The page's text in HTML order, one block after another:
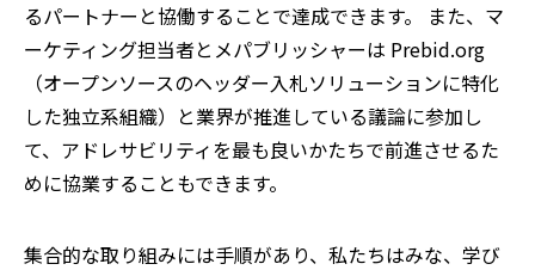
るパートナーと協働することで達成できます。 また、マ
ーケティング担当者とメパブリッシャーは Prebid.org
（オープンソースのヘッダー入札ソリューションに特化
した独立系組織）と業界が推進している議論に参加し
て、アドレサビリティを最も良いかたちで前進させるた
めに協業することもできます。
集合的な取り組みには手順があり、私たちはみな、学び